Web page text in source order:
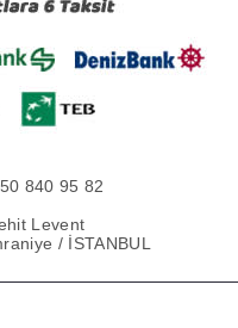
840 95 82
Levent
/ İSTANBUL